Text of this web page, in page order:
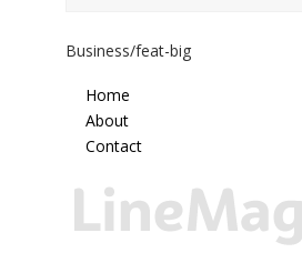
Business/feat-big
Home
About
Contact